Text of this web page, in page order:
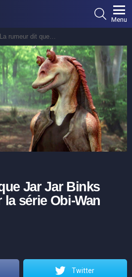
SEARCH
Menu
La rumeur dit que Jar Jar Binks reviendra pour la série Obi-Wan Kenobi
Jar Jar Binks
série Obi-Wan
Twitter